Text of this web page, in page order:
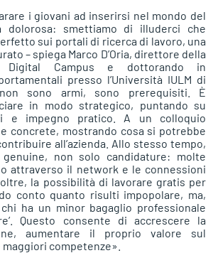
i giovani ad inserirsi nel mondo del
dolorosa: smettiamo di illuderci che
sui portali di ricerca di lavoro, una
– spiega Marco D’Oria, direttore della
Digital Campus e dottorando in
presso l’Università IULM di
sono armi, sono prerequisiti. È
in modo strategico, puntando su
e impegno pratico. A un colloquio
concrete, mostrando cosa si potrebbe
all’azienda. Allo stesso tempo,
non solo candidature: molte
attraverso il network e le connessioni
la possibilità di lavorare gratis per
conto quanto risulti impopolare, ma,
ha un minor bagaglio professionale
Questo consente di accrescere la
aumentare il proprio valore sul
competenze».